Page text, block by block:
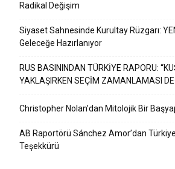
Radikal Değişim
Siyaset Sahnesinde Kurultay Rüzgarı:
Geleceğe Hazırlanıyor
RUS BASININDAN TÜRKİYE RAPORU:
YAKLAŞIRKEN SEÇİM ZAMANLAMASI
Christopher Nolan’dan Mitolojik Bir
AB Raportörü Sánchez Amor’dan
Teşekkürü